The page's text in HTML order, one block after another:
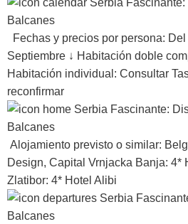
Fechas y precios por persona:
Septiembre ↓ Habitación doble
Habitación individual: Consultar
reconfirmar
Alojamiento previsto o similar:
Design, Capital Vrnjacka Banja: 4*
Zlatibor: 4* Hotel Alibi